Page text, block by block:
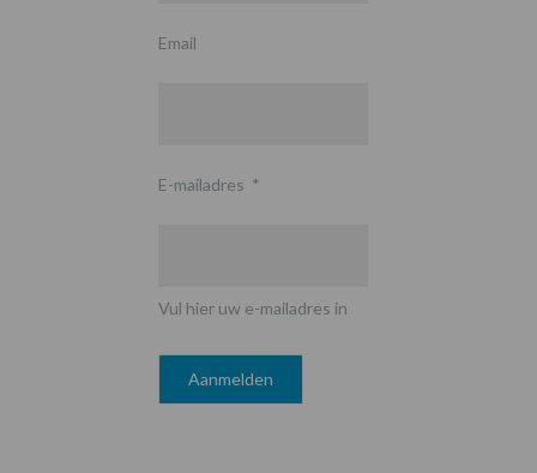
Email
E-mailadres *
Vul hier uw e-mailadres in